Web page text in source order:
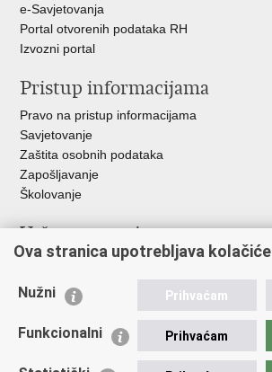
e-Savjetovanja
Portal otvorenih podataka RH
Izvozni portal
Pristup informacijama
Pravo na pristup informacijama
Savjetovanje
Zaštita osobnih podataka
Zapošljavanje
Školovanje
Važne poveznice
Ministarstvo unutarnjih poslova
Udruge
Policijska akademija
Ova stranica upotrebljava kolačiće
Nužni Prihvaćam
Funkcionalni Prihvaćam